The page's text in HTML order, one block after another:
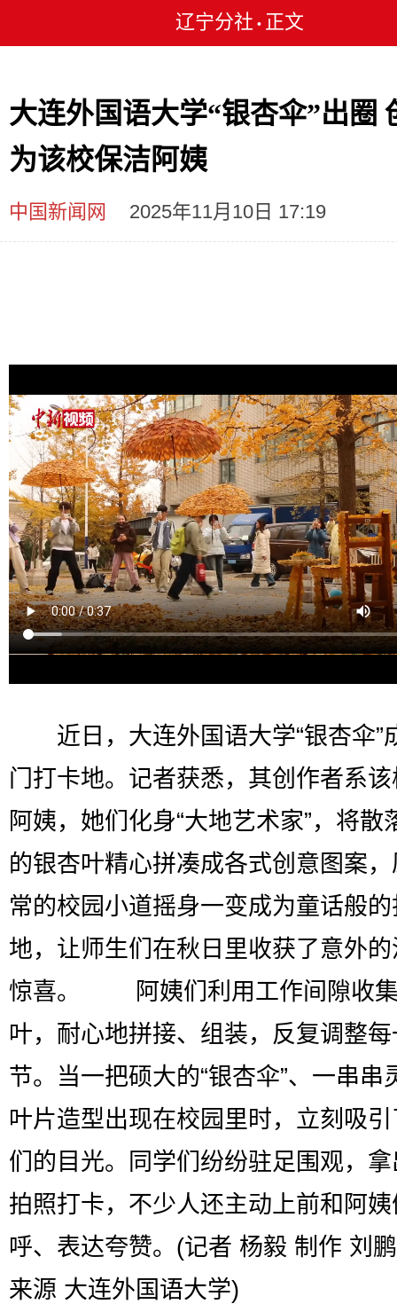
辽宁分社 • 正文
大连外国语大学“银杏伞”出圈
为该校保洁阿姨
中国新闻网 2025年11月10日 17:19
近日，大连外国语大学“银杏伞”
门打卡地。记者获悉，其创作者系
阿姨，她们化身“大地艺术家”，将散
的银杏叶精心拼凑成各式创意图案
常的校园小道摇身一变成为童话般
地，让师生们在秋日里收获了意外
惊喜。 阿姨们利用工作间隙收
叶，耐心地拼接、组装，反复调整
节。当一把硕大的“银杏伞”、一串串
叶片造型出现在校园里时，立刻吸
们的目光。同学们纷纷驻足围观，
拍照打卡，不少人还主动上前和阿
呼、表达夸赞。(记者 杨毅 制作 刘
来源 大连外国语大学)